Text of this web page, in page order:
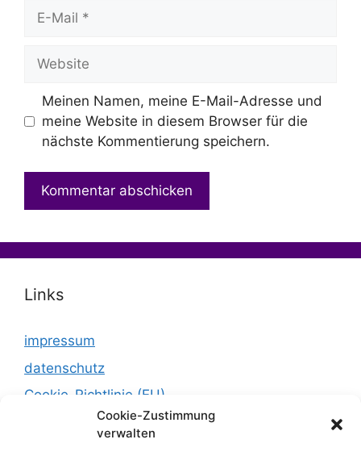
Cookie-Zustimmung
verwalten
Mail
Meinen Namen, meine E-Mail-Adresse und
meine Website in diesem Browser für die
nächste Kommentierung speichern.
Links
impressum
datenschutz
Cookie-Richtlinie (EU)